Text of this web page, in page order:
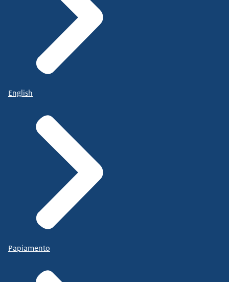
English
Papiamento